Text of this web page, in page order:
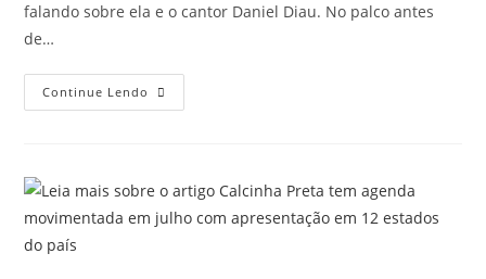
falando sobre ela e o cantor Daniel Diau. No palco antes
de…
Continue Lendo